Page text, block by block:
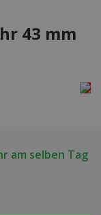
43 mm
am selben Tag